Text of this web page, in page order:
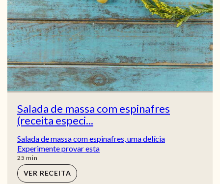
Salada de massa com espinafres
(receita especi...
Salada de massa com espinafres, uma delícia
Experimente provar esta
25 min
min
VER RECEITA